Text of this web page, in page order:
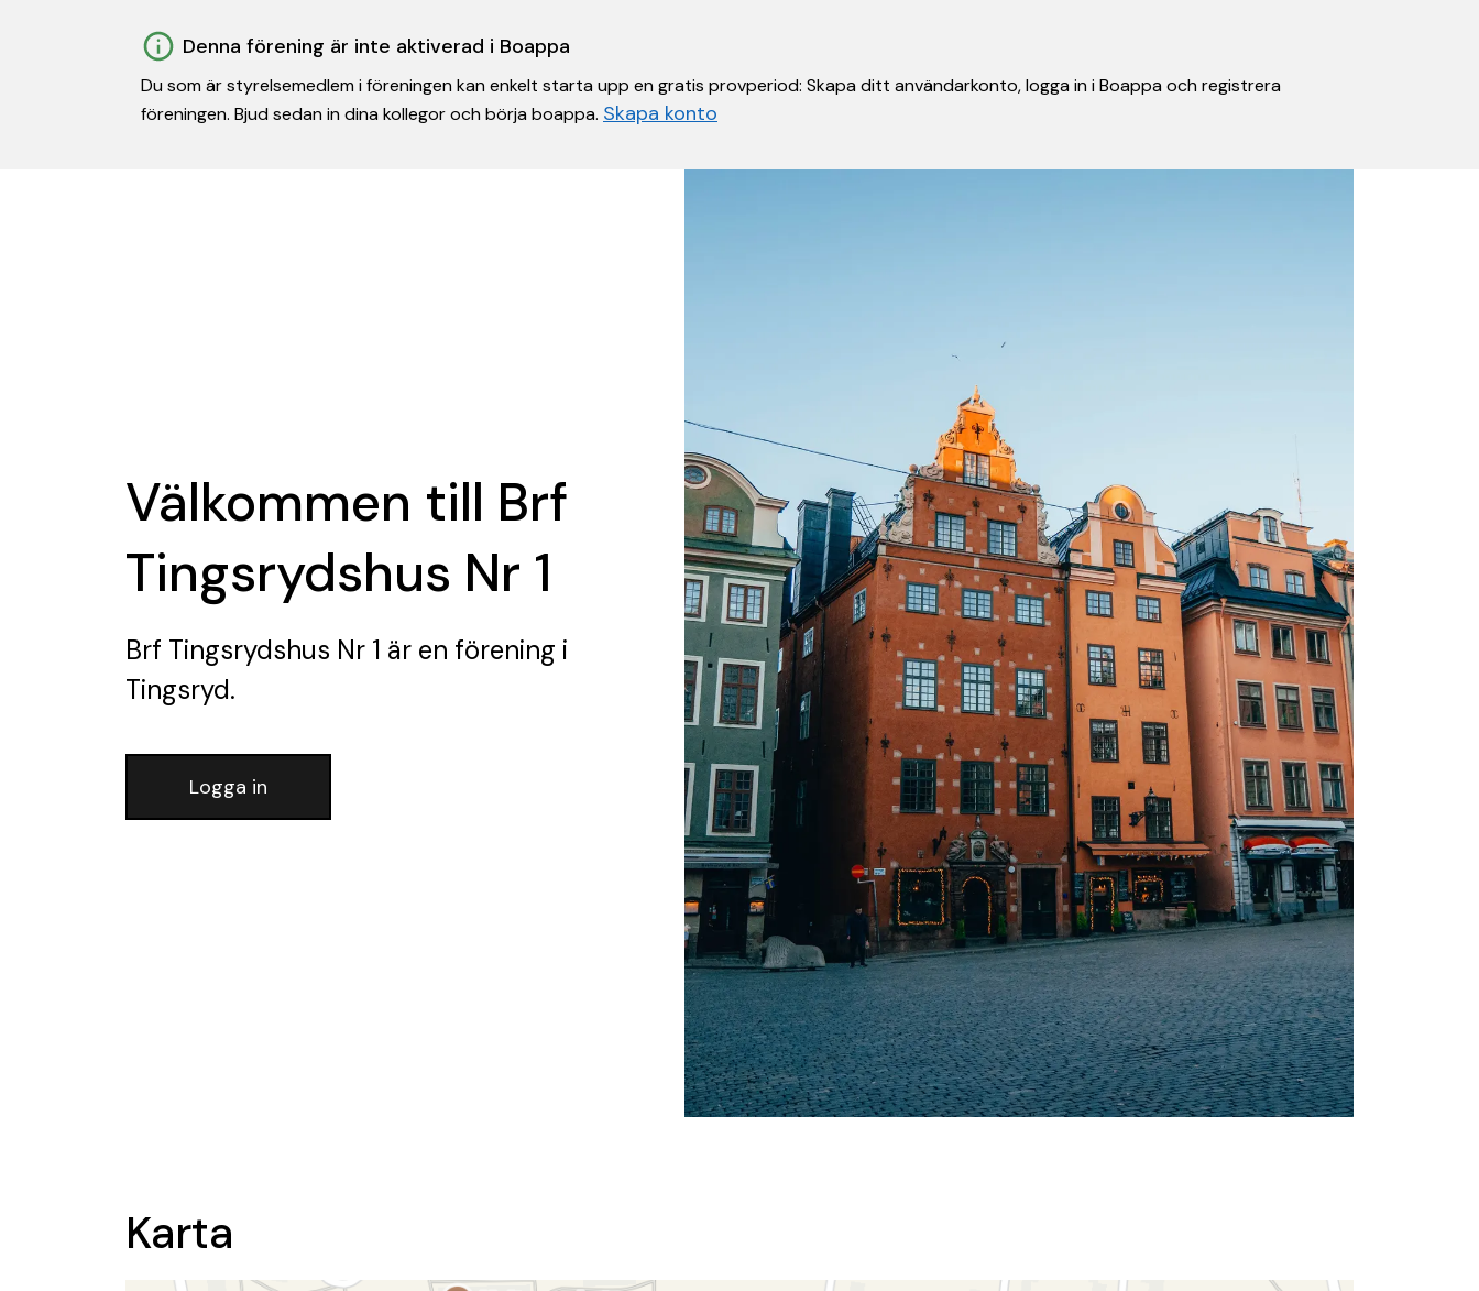
Denna förening är inte aktiverad i Boappa
Du som är styrelsemedlem i föreningen kan enkelt starta upp en gratis provperiod: Skapa ditt användarkonto, logga in i Boappa och registrera
föreningen. Bjud sedan in dina kollegor och börja boappa. Skapa konto
Välkommen till Brf
Tingsrydshus Nr 1
Brf Tingsrydshus Nr 1 är en förening i
Tingsryd.
Logga in
Karta